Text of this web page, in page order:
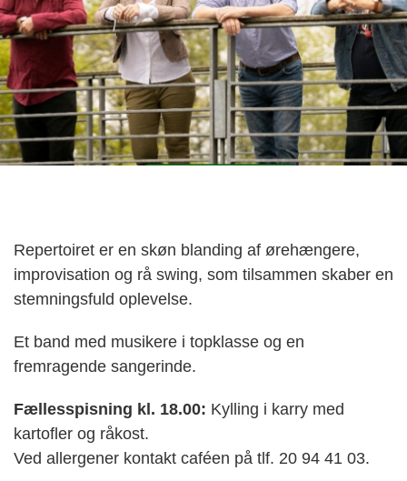
Repertoiret er en skøn blanding af ørehængere,
improvisation og rå swing, som tilsammen skaber en
stemningsfuld oplevelse.
Et band med musikere i topklasse og en
fremragende sangerinde.
Fællesspisning kl. 18.00: Kylling i karry med
kartofler og råkost.
Ved allergener kontakt caféen på tlf. 20 94 41 03.